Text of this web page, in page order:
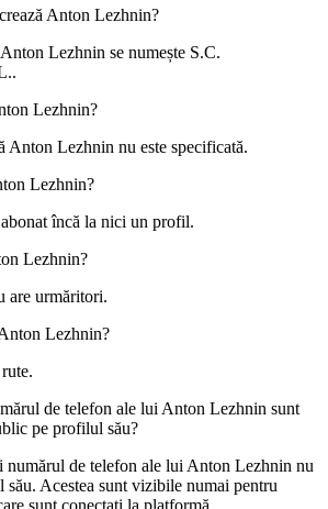
Anton Lezhnin?
Lezhnin se numește S.C.
.
Lezhnin?
Anton Lezhnin nu este specificată.
Lezhnin?
încă la nici un profil.
Lezhnin?
are urmăritori.
Lezhnin?
de telefon ale luiAnton Lezhnin sunt
pe profilul său?
numărul de telefon ale lui Anton Lezhnin nu
Acestea sunt vizibile numai pentru